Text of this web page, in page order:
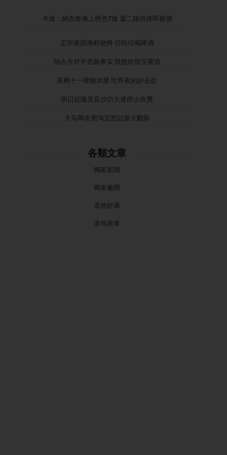
卡迪：納吉會換上橙色T恤 週二錄供後即被捕
正宗泰国海鲜烧烤 任吃任喝啤酒
纳吉斥对手歪曲事实 我败给甜言蜜语
蕉赖十一哩糖水屋 吃宵夜的好去处
明日起隆芙及沙叻大道停止收费
大马网友用淘宝把旧屋大翻新
各類文章
獨家新聞
獨家趣聞
道地好康
道地美食